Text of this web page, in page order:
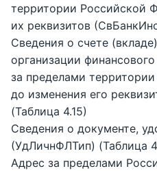
территории Российской
их реквизитов
Сведения о счете
организации
за пределами
до изменения его
(Таблица 4.15)
Сведения о документе,
(УдЛичнФЛТип) (Таблица
Адрес за пределами